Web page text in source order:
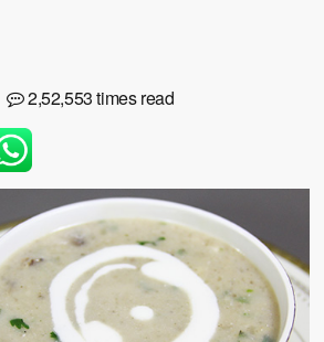
2,52,553 times read